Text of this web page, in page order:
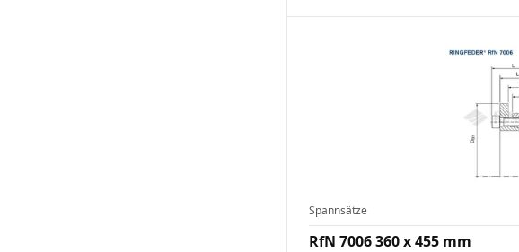
Spannsätze
RfN 7006 360 x 455 mm